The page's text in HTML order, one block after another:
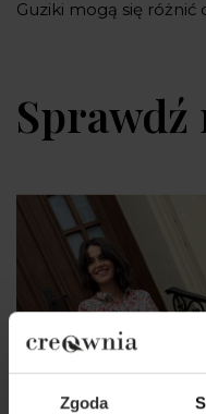
Zgoda
Guziki mogą się różnić